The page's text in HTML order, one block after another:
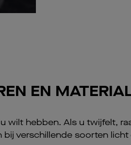
EN
wilt hebben. Als u twijfelt,
verschillende soorten